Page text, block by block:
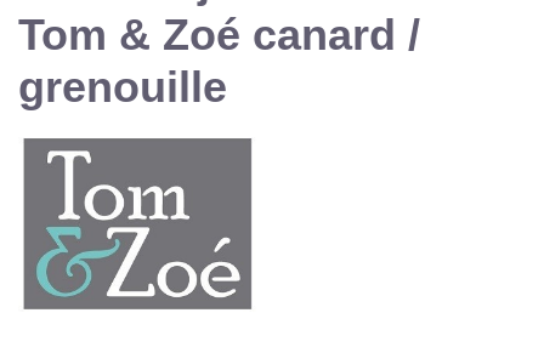
Tom & Zoé canard /
grenouille